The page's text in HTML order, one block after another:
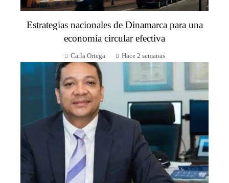
Estrategias nacionales de Dinamarca para una
economía circular efectiva
Carla Ortega Hace 2 semanas